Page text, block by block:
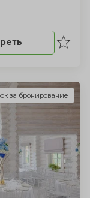
за бронирование